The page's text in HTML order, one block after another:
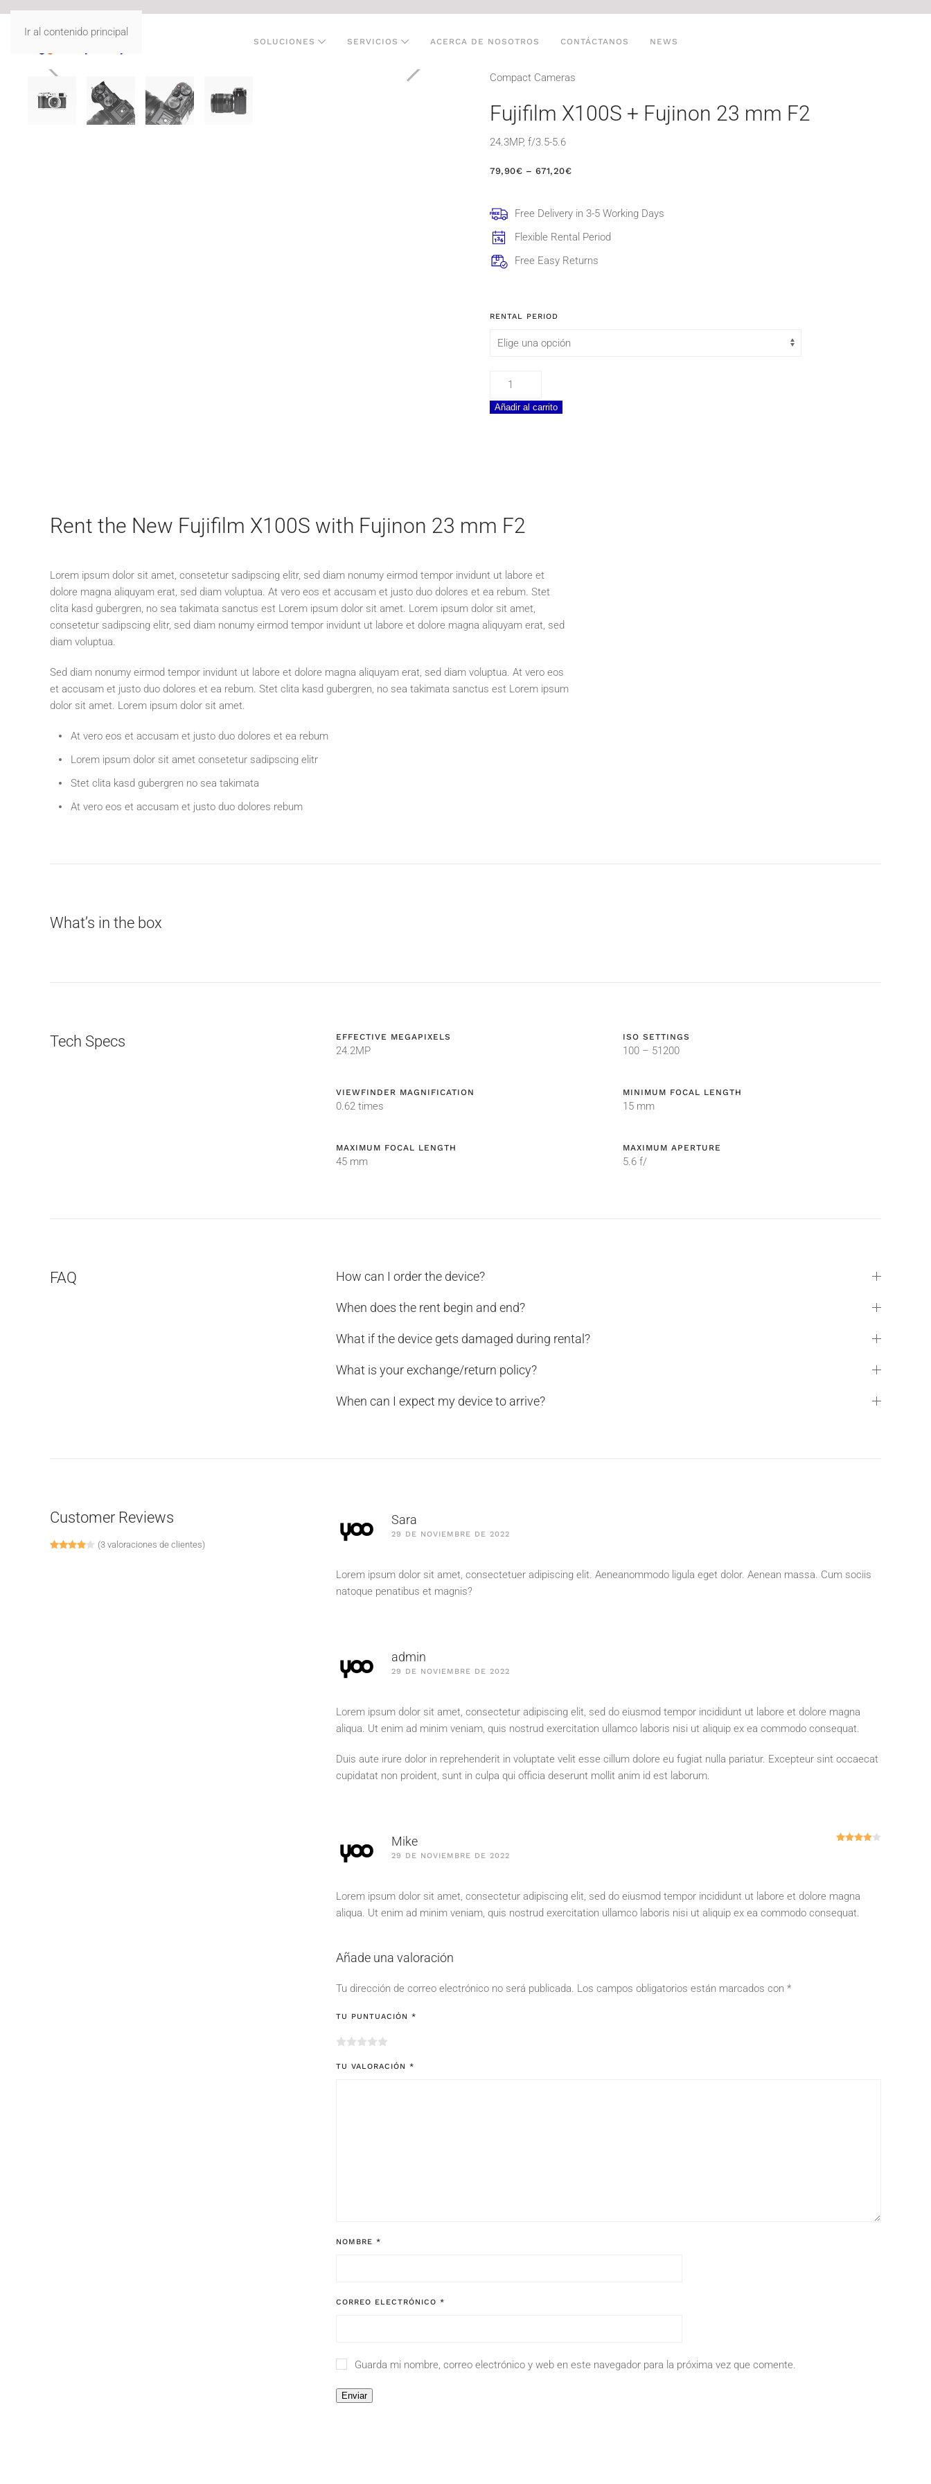
Ir al contenido principal
SOLUCIONES SERVICIOS ACERCA DE NOSOTROS CONTÁCTANOS NEWS
Compact Cameras
Fujifilm X100S + Fujinon 23 mm F2
24.3MP, f/3.5-5.6
79,90€ – 671,20€RANGO
DESDE
HASTA
Free Delivery in 3-5 Working Days
Flexible Rental Period
Free Easy Returns
RENTAL PERIOD
Fujifilm
+Añadir al carrito
Rent the New Fujifilm X100S with Fujinon 23 mm F2
Lorem ipsum dolor sit amet, consetetur sadipscing elitr, sed diam nonumy eirmod tempor invidunt ut labore et
dolore magna aliquyam erat, sed diam voluptua. At vero eos et accusam et justo duo dolores et ea rebum. Stet
clita kasd gubergren, no sea takimata sanctus est Lorem ipsum dolor sit amet. Lorem ipsum dolor sit amet,
consetetur sadipscing elitr, sed diam nonumy eirmod tempor invidunt ut labore et dolore magna aliquyam erat, sed
diam voluptua.
Sed diam nonumy eirmod tempor invidunt ut labore et dolore magna aliquyam erat, sed diam voluptua. At vero eos
et accusam et justo duo dolores et ea rebum. Stet clita kasd gubergren, no sea takimata sanctus est Lorem ipsum
dolor sit amet. Lorem ipsum dolor sit amet.
At vero eos et accusam et justo duo dolores et ea rebum
Lorem ipsum dolor sit amet consetetur sadipscing elitr
Stet clita kasd gubergren no sea takimata
At vero eos et accusam et justo duo dolores rebum
What’s in the box
Tech Specs EFFECTIVE MEGAPIXELS
24.2MP
ISO SETTINGS
100 – 51200
VIEWFINDER MAGNIFICATION
0.62 times
MINIMUM FOCAL LENGTH
15 mm
MAXIMUM FOCAL LENGTH
45 mm
MAXIMUM APERTURE
5.6 f/
FAQ How can I order the device?
When does the rent begin and end?
What if the device gets damaged during rental?
What is your exchange/return policy?
When can I expect my device to arrive?
Customer Reviews
Valorado con4.00 de 5 en base a
1 valoración de un cliente
(3 valoraciones de clientes)
Sara
29 DE NOVIEMBRE DE 2022
Lorem ipsum dolor sit amet, consectetuer adipiscing elit. Aeneanommodo ligula eget dolor. Aenean massa. Cum sociis
natoque penatibus et magnis?
admin
29 DE NOVIEMBRE DE 2022
Lorem ipsum dolor sit amet, consectetur adipiscing elit, sed do eiusmod tempor incididunt ut labore et dolore magna
aliqua. Ut enim ad minim veniam, quis nostrud exercitation ullamco laboris nisi ut aliquip ex ea commodo consequat.
Duis aute irure dolor in reprehenderit in voluptate velit esse cillum dolore eu fugiat nulla pariatur. Excepteur sint occaecat
cupidatat non proident, sunt in culpa qui officia deserunt mollit anim id est laborum.
Mike
29 DE NOVIEMBRE DE 2022
Lorem ipsum dolor sit amet, consectetur adipiscing elit, sed do eiusmod tempor incididunt ut labore et dolore magna
aliqua. Ut enim ad minim veniam, quis nostrud exercitation ullamco laboris nisi ut aliquip ex ea commodo consequat.
Añade una valoración
Tu dirección de correo electrónico no será publicada. Los campos obligatorios están marcados con*
TU PUNTUACIÓN*
TU VALORACIÓN*
NOMBRE*
CORREO ELECTRÓNICO*
Guarda mi nombre, correo electrónico y web en este navegador para la próxima vez que comente.